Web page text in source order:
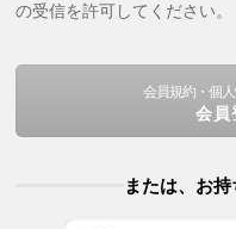
の受信を許可してください。
会員規約・個
会員
または、お